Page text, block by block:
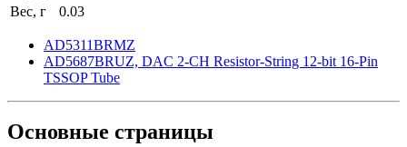
Вес, г
0.03
AD5311BRMZ
AD5687BRUZ, DAC 2-CH Resistor-String 12-bit 16-Pin
TSSOP Tube
Основные страницы